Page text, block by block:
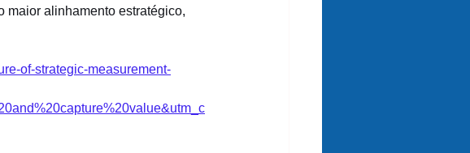
maior alinhamento estratégico,
of-strategic-measurement-